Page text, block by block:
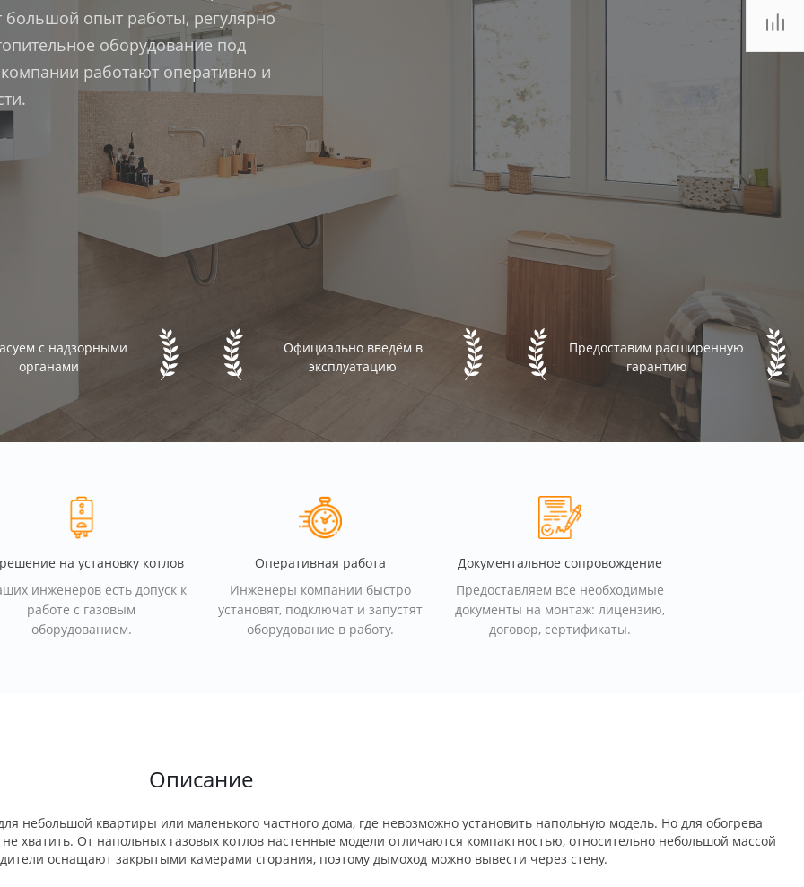
опыт работы, регулярно
оборудование под
работают оперативно и
с надзорными
органами
Официально введём в
эксплуатацию
Предоставим расширенную
гарантию
на установку котлов
инженеров есть допуск к
работе с газовым
оборудованием.
Оперативная работа
Инженеры компании быстро
установят, подключат и запустят
оборудование в работу.
Документальное сопровождение
Предоставляем все необходимые
документы на монтаж: лицензию,
договор, сертификаты.
Описание
небольшой квартиры или маленького частного дома, где невозможно установить напольную модель. Но для обогрева
хватить. От напольных газовых котлов настенные модели отличаются компактностью, относительно небольшой массой
оснащают закрытыми камерами сгорания, поэтому дымоход можно вывести через стену.